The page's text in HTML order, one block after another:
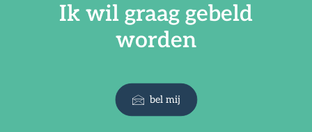
Ik wil graag gebeld
worden
bel mij